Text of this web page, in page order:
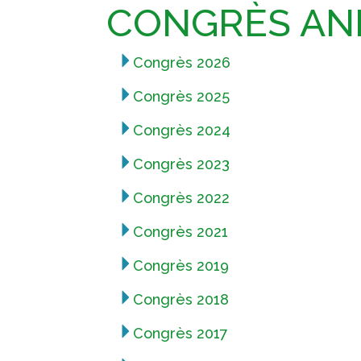
CONGRÈS
Congrès 2026
Congrès 2025
Congrès 2024
Congrès 2023
Congrès 2022
Congrès 2021
Congrès 2019
Congrès 2018
Congrès 2017